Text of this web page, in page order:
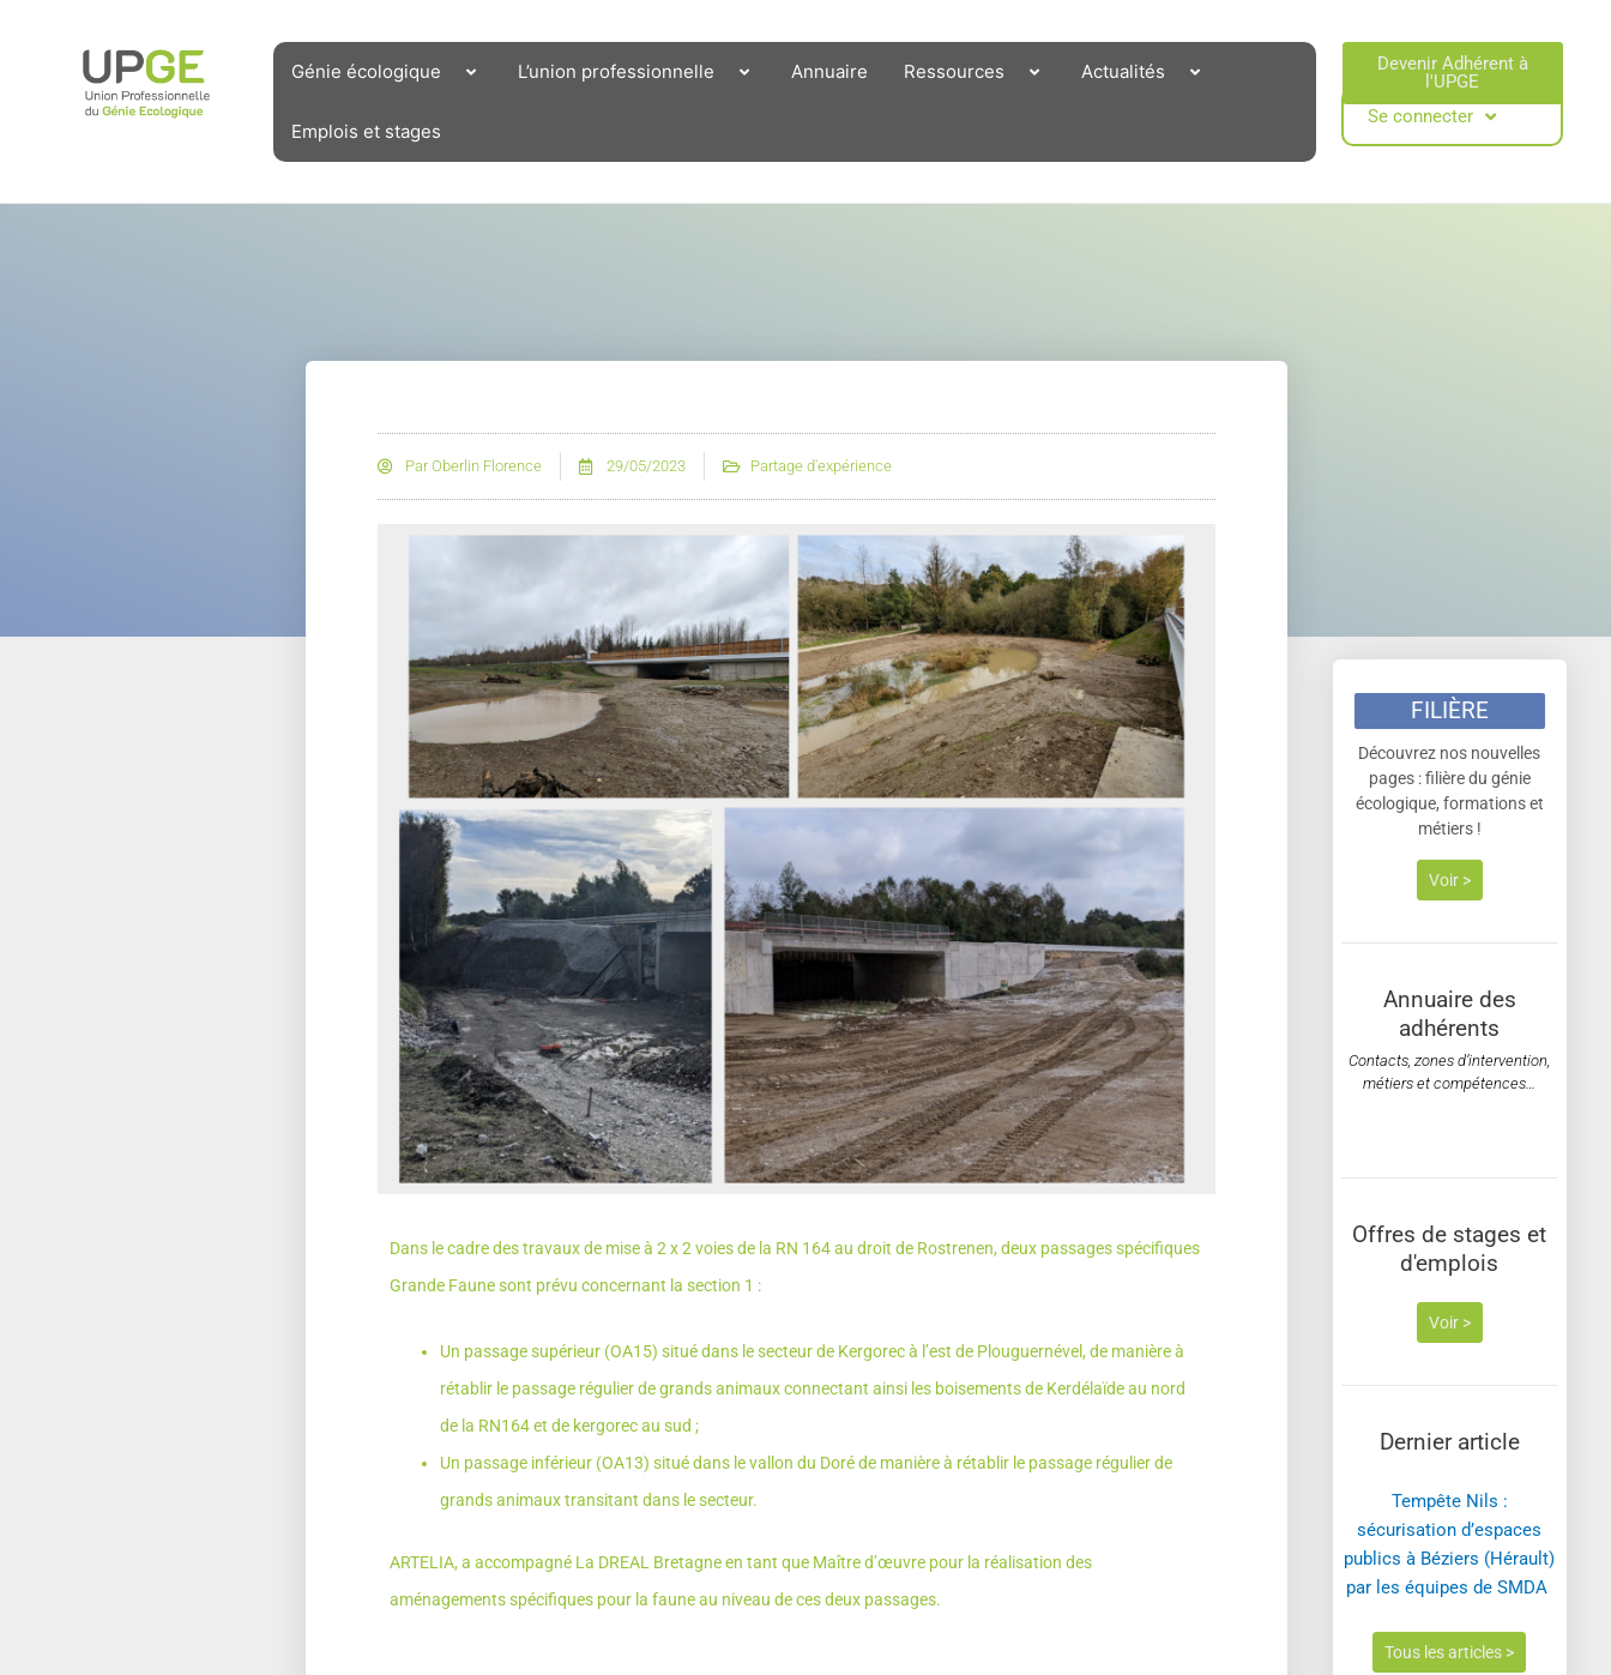
Génie écologique L’union professionnelle Annuaire Ressources Actualités
Emplois et stages
Devenir Adhérent à
l'UPGE​
Se connecter
ParOberlin Florence 29/05/2023 Partage d'expérience
Dans le cadre des travaux de mise à 2 x 2 voies de la RN 164 au droit de Rostrenen, deux passages spécifiques
Grande Faune sont prévu concernant la section 1 :
Un passage supérieur (OA15) situé dans le secteur de Kergorec à l’est de Plouguernével, de manière à
rétablir le passage régulier de grands animaux connectant ainsi les boisements de Kerdélaïde au nord
de la RN164 et de kergorec au sud ;
Un passage inférieur (OA13) situé dans le vallon du Doré de manière à rétablir le passage régulier de
grands animaux transitant dans le secteur.
ARTELIA, a accompagné La DREAL Bretagne en tant que Maître d’œuvre pour la réalisation des
aménagements spécifiques pour la faune au niveau de ces deux passages.
FILIÈRE
Découvrez nos nouvelles
pages : filière du génie
écologique, formations et
métiers !
Voir >
Annuaire des
adhérents
Contacts, zones d’intervention,
métiers et compétences…
Offres de stages et
d'emplois
Voir >
Dernier article
Tempête Nils :
sécurisation d’espaces
publics à Béziers (Hérault)
par les équipes de SMDA ​
Tous les articles >